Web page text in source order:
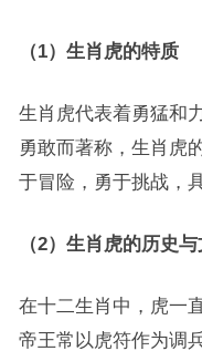
（1）生肖虎的特质
生肖虎代表着勇猛和
勇敢而著称，生肖虎
于冒险，勇于挑战，
（2）生肖虎的历史
在十二生肖中，虎一
帝王常以虎符作为调